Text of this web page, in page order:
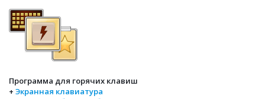
Программа для горячих клавиш
+ Экранная клавиатура